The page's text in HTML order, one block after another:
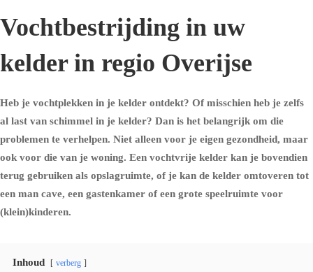
Vochtbestrijding in uw
kelder in regio Overijse
Heb je vochtplekken in je kelder ontdekt? Of misschien heb je zelfs
al last van schimmel in je kelder? Dan is het belangrijk om die
problemen te verhelpen. Niet alleen voor je eigen gezondheid, maar
ook voor die van je woning. Een vochtvrije kelder kan je bovendien
terug gebruiken als opslagruimte, of je kan de kelder omtoveren tot
een man cave, een gastenkamer of een grote speelruimte voor
(klein)kinderen.
Inhoud verberg